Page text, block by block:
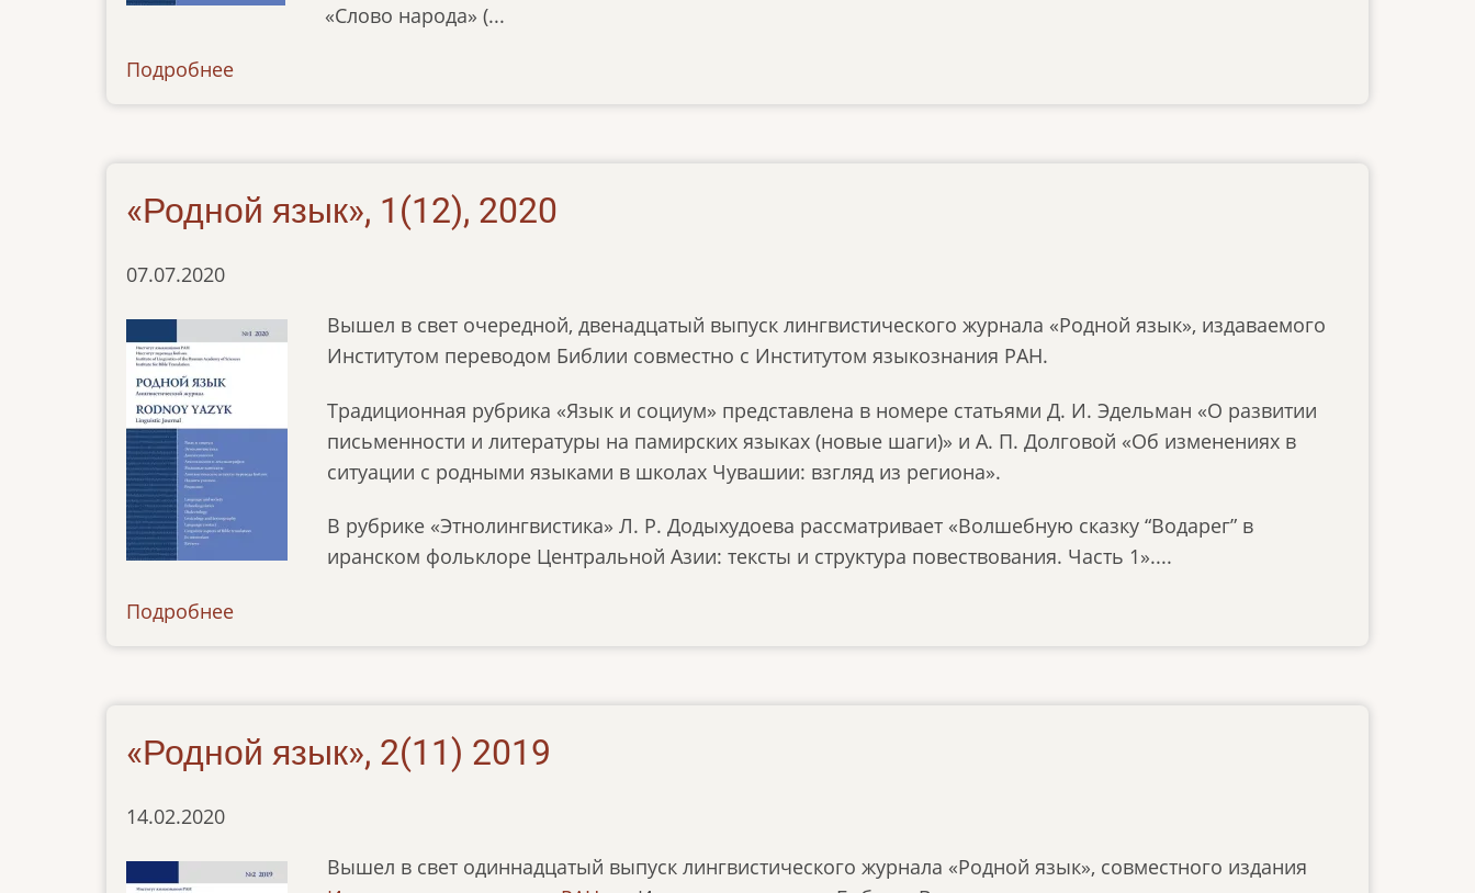
«Слово народа» (...
Подробнее
«Родной язык», 1(12), 2020
07.07.2020
Вышел в свет очередной, двенадцатый выпуск лингвистического журнала «Родной язык», издаваемого
Институтом переводом Библии совместно с Институтом языкознания РАН.
Традиционная рубрика «Язык и социум» представлена в номере статьями Д. И. Эдельман «О развитии
письменности и литературы на памирских языках (новые шаги)» и А. П. Долговой «Об изменениях в
ситуации с родными языками в школах Чувашии: взгляд из региона».
В рубрике «Этнолингвистика» Л. Р. Додыхудоева рассматривает «Волшебную сказку “Водарег” в
иранском фольклоре Центральной Азии: тексты и структура повествования. Часть 1»....
Подробнее
«Родной язык», 2(11) 2019
14.02.2020
Вышел в свет одиннадцатый выпуск лингвистического журнала «Родной язык», совместного издания